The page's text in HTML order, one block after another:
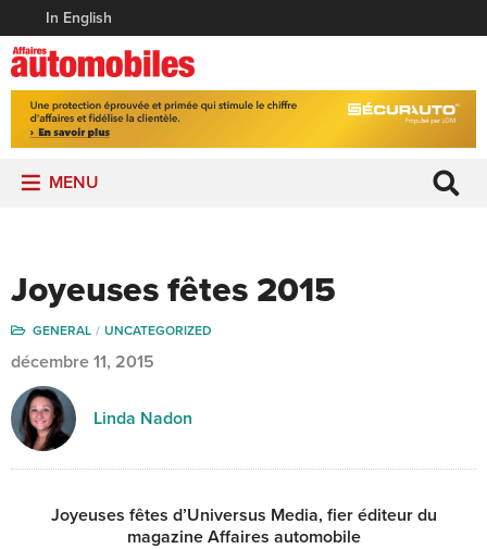
In English
MENU
Joyeuses fêtes 2015
GENERAL UNCATEGORIZED
décembre 11, 2015
Linda Nadon
Joyeuses fêtes d’Universus Media, fier éditeur du
magazine Affaires automobile